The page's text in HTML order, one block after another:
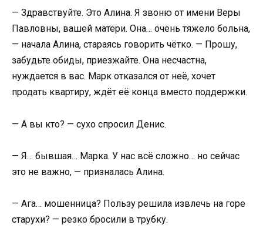
— Здравствуйте. Это Алина. Я звоню от имени Веры
Павловны, вашей матери. Она… очень тяжело больна,
— начала Алина, стараясь говорить чётко. — Прошу,
забудьте обиды, приезжайте. Она несчастна,
нуждается в вас. Марк отказался от неё, хочет
продать квартиру, ждёт её конца вместо поддержки.
— А вы кто? — сухо спросил Денис.
— Я… бывшая… Марка. У нас всё сложно… но сейчас
это не важно, — призналась Алина.
— Ага… мошенница? Пользу решила извлечь на горе
старухи? — резко бросили в трубку.